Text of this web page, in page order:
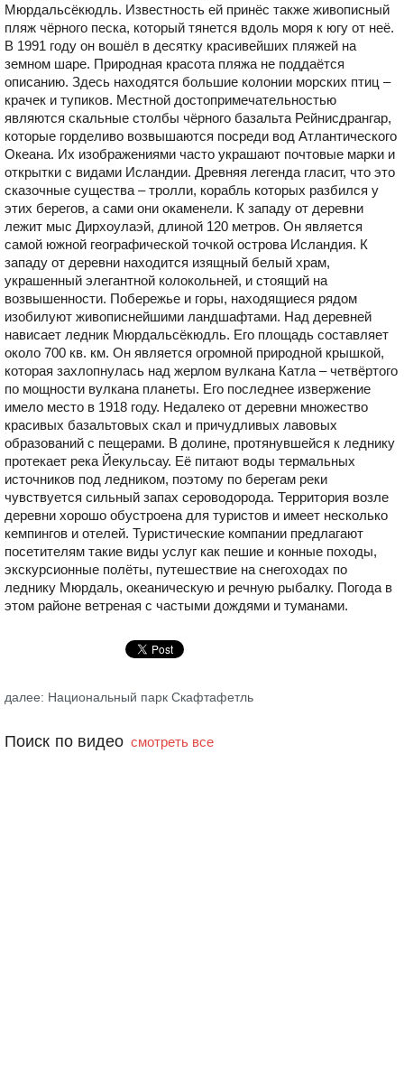
Мюрдальсёкюдль. Известность ей принёс также живописный
пляж чёрного песка, который тянется вдоль моря к югу от неё.
В 1991 году он вошёл в десятку красивейших пляжей на
земном шаре. Природная красота пляжа не поддаётся
описанию. Здесь находятся большие колонии морских птиц –
крачек и тупиков. Местной достопримечательностью
являются скальные столбы чёрного базальта Рейнисдрангар,
которые горделиво возвышаются посреди вод Атлантического
Океана. Их изображениями часто украшают почтовые марки и
открытки с видами Исландии. Древняя легенда гласит, что это
сказочные существа – тролли, корабль которых разбился у
этих берегов, а сами они окаменели. К западу от деревни
лежит мыс Дирхоулаэй, длиной 120 метров. Он является
самой южной географической точкой острова Исландия. К
западу от деревни находится изящный белый храм,
украшенный элегантной колокольней, и стоящий на
возвышенности. Побережье и горы, находящиеся рядом
изобилуют живописнейшими ландшафтами. Над деревней
нависает ледник Мюрдальсёкюдль. Его площадь составляет
около 700 кв. км. Он является огромной природной крышкой,
которая захлопнулась над жерлом вулкана Катла – четвёртого
по мощности вулкана планеты. Его последнее извержение
имело место в 1918 году. Недалеко от деревни множество
красивых базальтовых скал и причудливых лавовых
образований с пещерами. В долине, протянувшейся к леднику
протекает река Йекульсау. Её питают воды термальных
источников под ледником, поэтому по берегам реки
чувствуется сильный запах сероводорода. Территория возле
деревни хорошо обустроена для туристов и имеет несколько
кемпингов и отелей. Туристические компании предлагают
посетителям такие виды услуг как пешие и конные походы,
экскурсионные полёты, путешествие на снегоходах по
леднику Мюрдаль, океаническую и речную рыбалку. Погода в
этом районе ветреная с частыми дождями и туманами.
далее: Национальный парк Скафтафетль
Поиск по видео смотреть все